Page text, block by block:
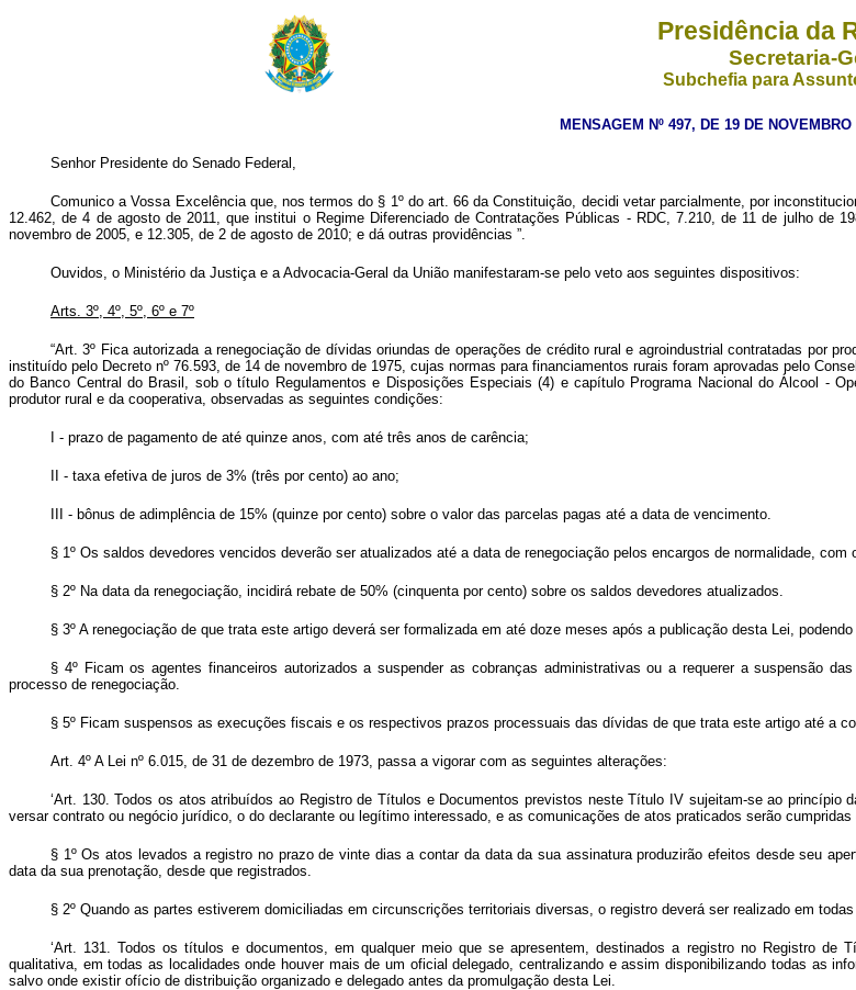
Presidência da
Secretaria-
Subchefia para
MENSAGEM Nº 497, DE 19 DE NOVEMBRO
Senhor Presidente do Senado Federal,
Comunico a Vossa Excelência que, nos termos do § 1º do art. 66 da Constituição, decidi vetar parcialmente, por
12.462, de 4 de agosto de 2011, que institui o Regime Diferenciado de Contratações Públicas - RDC, 7.210, de 11 de julho de
novembro de 2005, e 12.305, de 2 de agosto de 2010; e dá outras providências ”.
Ouvidos, o Ministério da Justiça e a Advocacia-Geral da União manifestaram-se pelo veto aos seguintes dispositivos:
Arts. 3º, 4º, 5º, 6º e 7º
“Art. 3º Fica autorizada a renegociação de dívidas oriundas de operações de crédito rural e agroindustrial contratadas por
instituído pelo Decreto nº 76.593, de 14 de novembro de 1975, cujas normas para financiamentos rurais foram aprovadas pelo
do Banco Central do Brasil, sob o título Regulamentos e Disposições Especiais (4) e capítulo Programa Nacional do Álcool -
produtor rural e da cooperativa, observadas as seguintes condições:
I - prazo de pagamento de até quinze anos, com até três anos de carência;
II - taxa efetiva de juros de 3% (três por cento) ao ano;
III - bônus de adimplência de 15% (quinze por cento) sobre o valor das parcelas pagas até a data de vencimento.
§ 1º Os saldos devedores vencidos deverão ser atualizados até a data de renegociação pelos encargos de normalidade,
§ 2º Na data da renegociação, incidirá rebate de 50% (cinquenta por cento) sobre os saldos devedores atualizados.
§ 3º A renegociação de que trata este artigo deverá ser formalizada em até doze meses após a publicação desta Lei,
§ 4º Ficam os agentes financeiros autorizados a suspender as cobranças administrativas ou a requerer a suspensão
processo de renegociação.
§ 5º Ficam suspensos as execuções fiscais e os respectivos prazos processuais das dívidas de que trata este artigo até a
Art. 4º A Lei nº 6.015, de 31 de dezembro de 1973, passa a vigorar com as seguintes alterações:
‘Art. 130. Todos os atos atribuídos ao Registro de Títulos e Documentos previstos neste Título IV sujeitam-se ao
versar contrato ou negócio jurídico, o do declarante ou legítimo interessado, e as comunicações de atos praticados serão
§ 1º Os atos levados a registro no prazo de vinte dias a contar da data da sua assinatura produzirão efeitos desde seu
data da sua prenotação, desde que registrados.
§ 2º Quando as partes estiverem domiciliadas em circunscrições territoriais diversas, o registro deverá ser realizado em
‘Art. 131. Todos os títulos e documentos, em qualquer meio que se apresentem, destinados a registro no Registro de
qualitativa, em todas as localidades onde houver mais de um oficial delegado, centralizando e assim disponibilizando todas as
salvo onde existir ofício de distribuição organizado e delegado antes da promulgação desta Lei.